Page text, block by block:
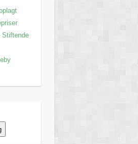
Stiftende